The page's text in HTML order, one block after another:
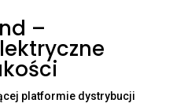
–
platformie dystrybucji